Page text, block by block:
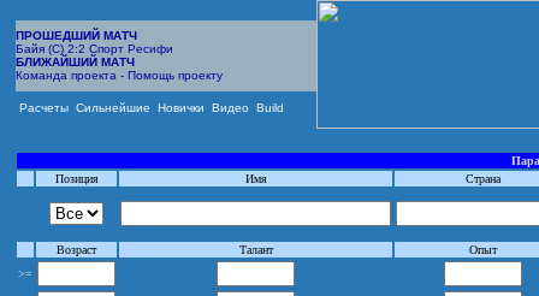
ПРОШЕДШИЙ МАТЧ
Байя (С) 2:2 Спорт Ресифи
БЛИЖАЙШИЙ МАТЧ
Команда проекта - Помощь проекту
Расчеты Сильнейшие Новички Видео Build
Позиция
Имя Страна
Возраст Талант
Опыт
>=